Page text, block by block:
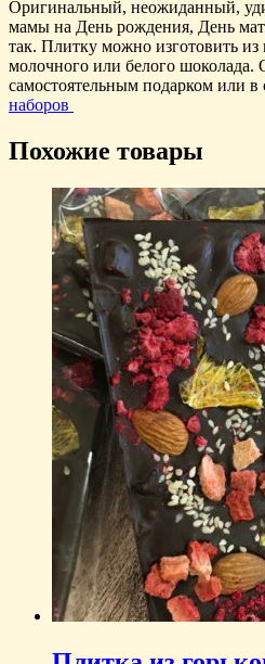
Оригинальный, неожиданный,
мамы на День рождения, День
так. Плитку можно изготовить из
молочного или белого шоколада.
самостоятельным подарком или в
наборов
Похожие товары